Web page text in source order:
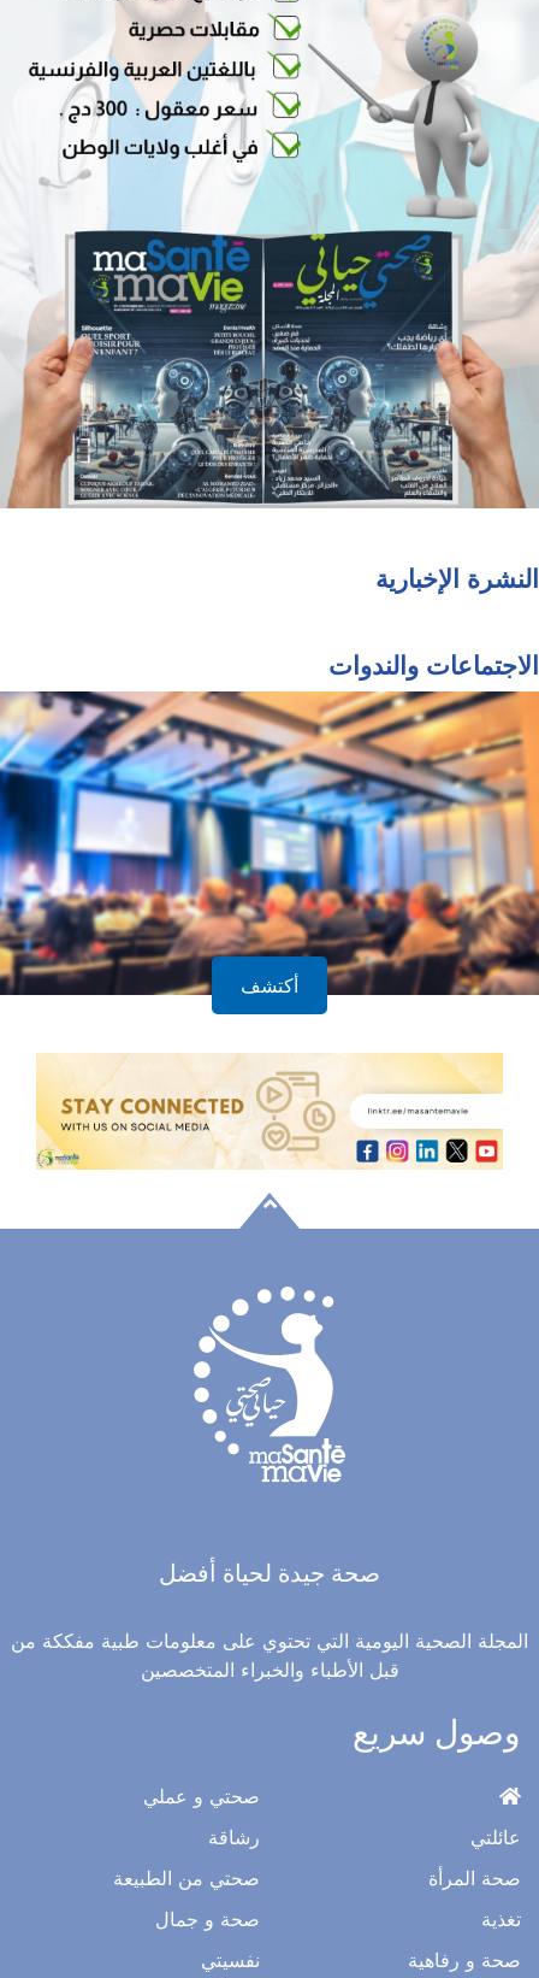
النشرة الإخبارية
الاجتماعات والندوات
أكتشف
صحة جيدة لحياة أفضل
المجلة الصحية اليومية التي تحتوي على معلومات طبية مفككة من
قبل الأطباء والخبراء المتخصصين
وصول سريع
عائلتي
صحة المرأة
تغذية
صحة و رفاهية
صحتي و عملي
رشاقة
صحتي من الطبيعة
صحة و جمال
نفسيتي